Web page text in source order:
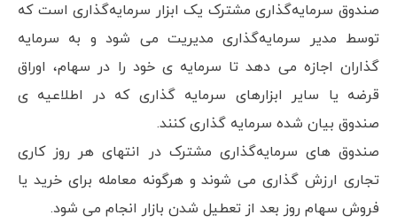
صندوق سرمایه‌گذاری مشترک یک ابزار سرمایه‌گذاری است که
توسط مدیر سرمایه‌گذاری مدیریت می شود و به سرمایه
گذاران اجازه می دهد تا سرمایه ی خود را در سهام، اوراق
قرضه یا سایر ابزارهای سرمایه گذاری که در اطلاعیه ی
صندوق بیان شده سرمایه گذاری کنند.
صندوق های سرمایه‌گذاری مشترک در انتهای هر روز کاری
تجاری ارزش گذاری می شوند و هرگونه معامله برای خرید یا
فروش سهام روز بعد از تعطیل شدن بازار انجام می شود.